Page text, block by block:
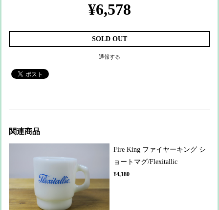
¥6,578
SOLD OUT
通報する
関連商品
Fire King ファイヤーキング シ
ョートマグ/Flexitallic
¥4,180